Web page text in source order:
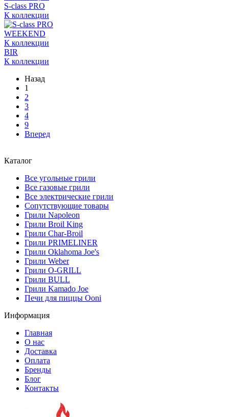
S-class PRO
К коллекции
WEEKEND
К коллекции
BIR
К коллекции
Назад
1
2
3
4
9
Вперед
Каталог
Все угольные грили
Все газовые грили
Все электрические грили
Сопутствующие товары
Грили Napoleon
Грили Broil King
Грили Char-Broil
Грили PRIMELINER
Грили Oklahoma Joe's
Грили Weber
Грили O-GRILL
Грили BULL
Грили Kamado Joe
Печи для пиццы Ooni
Информация
Главная
О нас
Доставка
Оплата
Бренды
Блог
Контакты